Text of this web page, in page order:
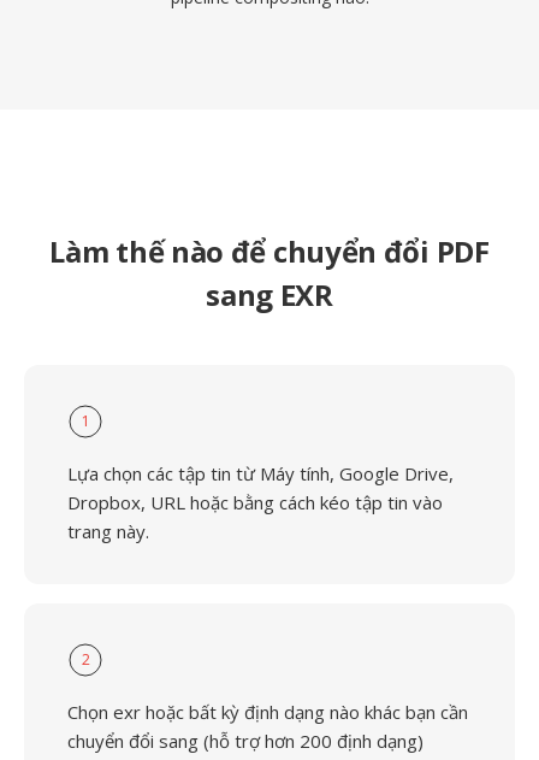
Làm thế nào để chuyển đổi PDF
sang EXR
1
Lựa chọn các tập tin từ Máy tính, Google Drive,
Dropbox, URL hoặc bằng cách kéo tập tin vào
trang này.
2
Chọn exr hoặc bất kỳ định dạng nào khác bạn cần
chuyển đổi sang (hỗ trợ hơn 200 định dạng)